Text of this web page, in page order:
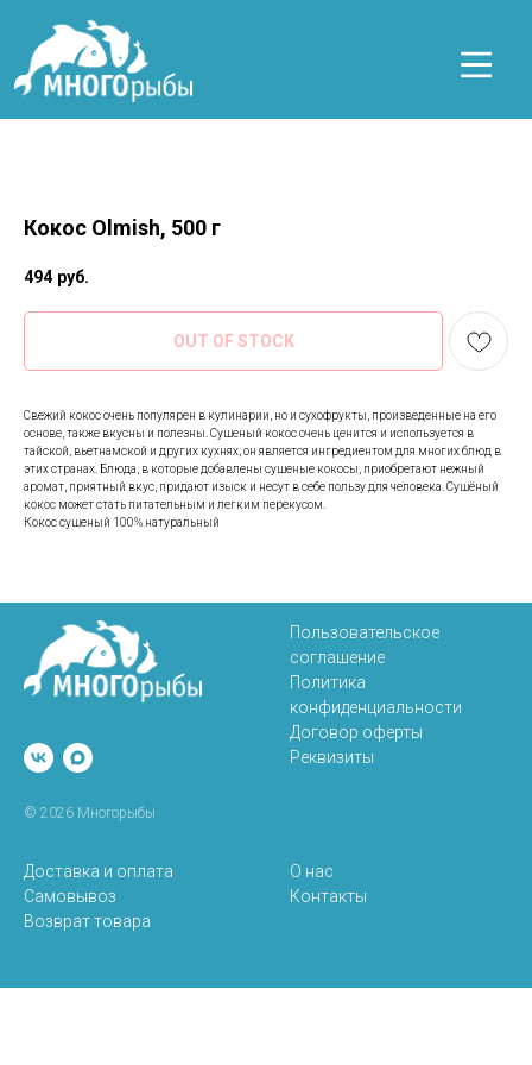
Кокос Olmish, 500 г
494 руб.
OUT OF STOCK
Свежий кокос очень популярен в кулинарии, но и сухофрукты, произведенные на его
основе, также вкусны и полезны. Сушеный кокос очень ценится и используется в
тайской, вьетнамской и других кухнях, он является ингредиентом для многих блюд в
этих странах. Блюда, в которые добавлены сушеные кокосы, приобретают нежный
аромат, приятный вкус, придают изыск и несут в себе пользу для человека. Сушёный
кокос может стать питательным и легким перекусом.
​Кокос сушеный 100% натуральный
© 2026 Многорыбы
Пользовательское
соглашение
Политика
конфиденциальности
Договор оферты
Реквизиты
Доставка и оплата
Самовывоз
Возврат товара
О нас
Контакты